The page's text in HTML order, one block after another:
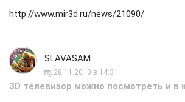
http://www.mir3d.ru/news/21090/
SLAVASAM
28.11.2010 в 14:31
3D телевизор можно посмотреть и в